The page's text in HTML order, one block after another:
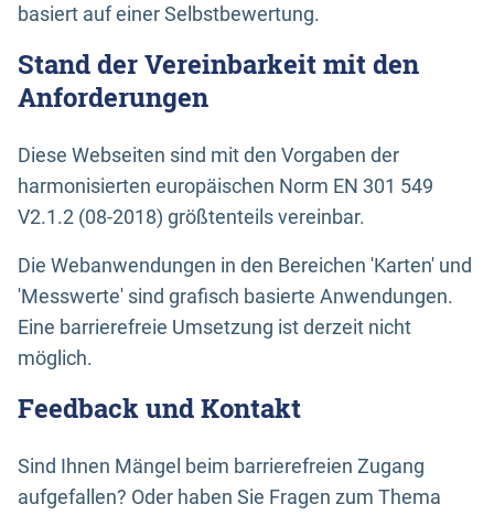
basiert auf einer Selbstbewertung.
Stand der Vereinbarkeit mit den
Anforderungen
Diese Webseiten sind mit den Vorgaben der
harmonisierten europäischen Norm EN 301 549
V2.1.2 (08-2018) größtenteils vereinbar.
Die Webanwendungen in den Bereichen 'Karten' und
'Messwerte' sind grafisch basierte Anwendungen.
Eine barrierefreie Umsetzung ist derzeit nicht
möglich.
Feedback und Kontakt
Sind Ihnen Mängel beim barrierefreien Zugang
aufgefallen? Oder haben Sie Fragen zum Thema